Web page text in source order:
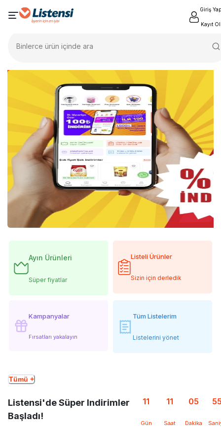
Giriş Yap
Kayıt Ol
Binlerce ürün içinde ara
Ayın Ürünleri
Süper fiyatlar
Listeli Ürünler
Sizin için derledik
Kampanyalar
Fırsatları yakalayın
Tüm Listelerim
Listelerini yönet
Tümü +
Listensi'de Süper Indirimler
Başladı!
11
Gün
11
Saat
05
Dakika